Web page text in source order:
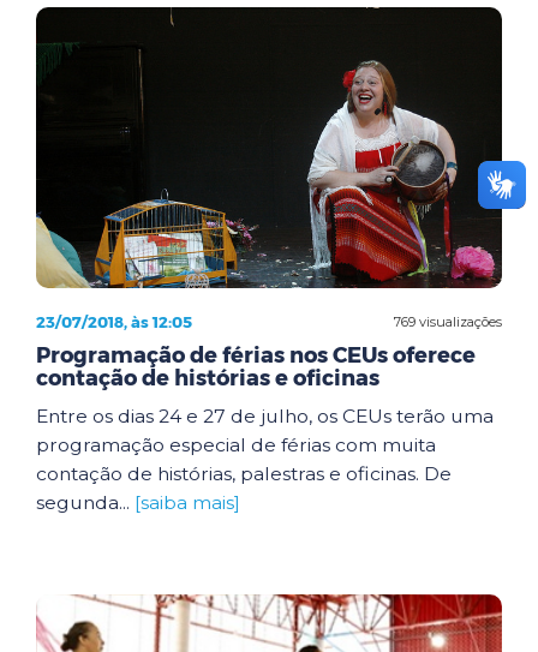
769 visualizações
23/07/2018, às 12:05
Programação de férias nos CEUs oferece
contação de histórias e oficinas
Entre os dias 24 e 27 de julho, os CEUs terão uma
programação especial de férias com muita
contação de histórias, palestras e oficinas. De
segunda... [saiba mais]